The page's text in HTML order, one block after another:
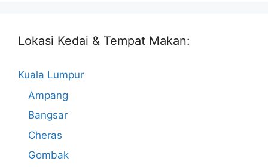
Lokasi Kedai & Tempat Makan:
Kuala Lumpur
Ampang
Bangsar
Cheras
Gombak